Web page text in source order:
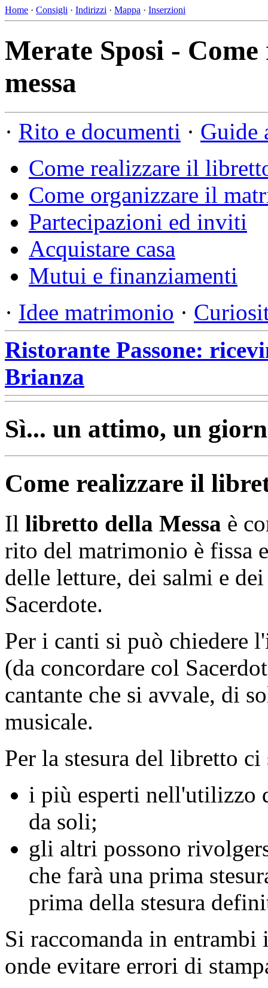
Home · Consigli · Indirizzi · Mappa · Inserzioni
Merate Sposi -
messa
· Rito e documenti · Guide
Come realizzare il
Come organizzare il
Partecipazioni ed inviti
Acquistare casa
Mutui e finanziamenti
· Idee matrimonio ·
Ristorante Passone:
Brianza
Sì... un attimo, un
Come realizzare il
Il libretto della Messa è
rito del matrimonio è fissa
delle letture, dei salmi e
Sacerdote.
Per i canti si può chiedere
(da concordare col
cantante che si avvale, di
musicale.
Per la stesura del libretto
i più esperti nell'utilizzo
da soli;
gli altri possono
che farà una prima
prima della stesura
Si raccomanda in entrambi
onde evitare errori di